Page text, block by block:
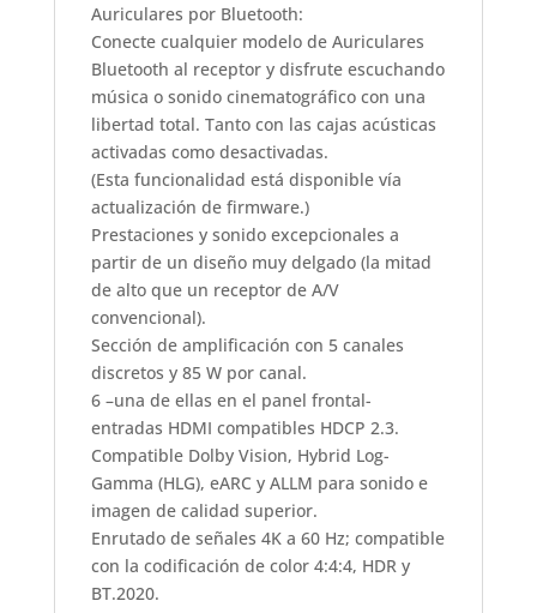
Auriculares por Bluetooth:
Conecte cualquier modelo de Auriculares
Bluetooth al receptor y disfrute escuchando
música o sonido cinematográfico con una
libertad total. Tanto con las cajas acústicas
activadas como desactivadas.
(Esta funcionalidad está disponible vía
actualización de firmware.)
Prestaciones y sonido excepcionales a
partir de un diseño muy delgado (la mitad
de alto que un receptor de A/V
convencional).
Sección de amplificación con 5 canales
discretos y 85 W por canal.
6 –una de ellas en el panel frontal-
entradas HDMI compatibles HDCP 2.3.
Compatible Dolby Vision, Hybrid Log-
Gamma (HLG), eARC y ALLM para sonido e
imagen de calidad superior.
Enrutado de señales 4K a 60 Hz; compatible
con la codificación de color 4:4:4, HDR y
BT.2020.